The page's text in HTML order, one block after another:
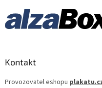
Kontakt
Provozovatel eshopu